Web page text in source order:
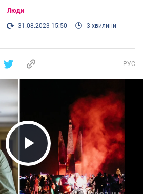
Люди
31.08.2023 15:50
3 хвилини
РУС
Play Video